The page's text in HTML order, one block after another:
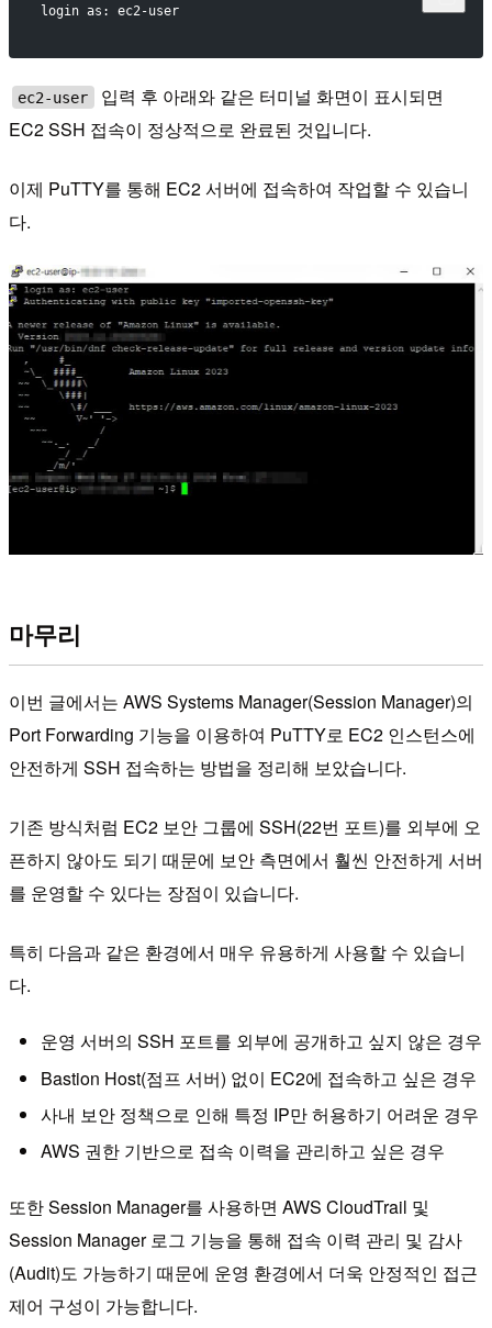
login as: ec2-user
ec2-user
입력 후 아래와 같은 터미널 화면이 표시되면
EC2 SSH 접속이 정상적으로 완료된 것입니다.
이제 PuTTY를 통해 EC2 서버에 접속하여 작업할 수 있습니
다.
마무리
이번 글에서는 AWS Systems Manager(Session Manager)의
Port Forwarding 기능을 이용하여 PuTTY로 EC2 인스턴스에
안전하게 SSH 접속하는 방법을 정리해 보았습니다.
기존 방식처럼 EC2 보안 그룹에 SSH(22번 포트)를 외부에 오
픈하지 않아도 되기 때문에 보안 측면에서 훨씬 안전하게 서버
를 운영할 수 있다는 장점이 있습니다.
특히 다음과 같은 환경에서 매우 유용하게 사용할 수 있습니
다.
운영 서버의 SSH 포트를 외부에 공개하고 싶지 않은 경우
Bastion Host(점프 서버) 없이 EC2에 접속하고 싶은 경우
사내 보안 정책으로 인해 특정 IP만 허용하기 어려운 경우
AWS 권한 기반으로 접속 이력을 관리하고 싶은 경우
또한 Session Manager를 사용하면 AWS CloudTrail 및
Session Manager 로그 기능을 통해 접속 이력 관리 및 감사
(Audit)도 가능하기 때문에 운영 환경에서 더욱 안정적인 접근
제어 구성이 가능합니다.